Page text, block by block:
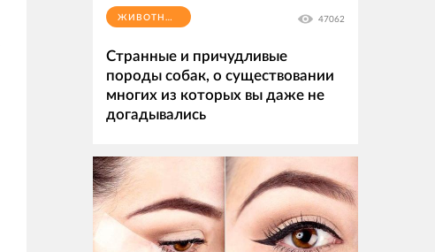
ЖИВОТНЫЕ 47062
Странные и причудливые
породы собак, о существовании
многих из которых вы даже не
догадывались